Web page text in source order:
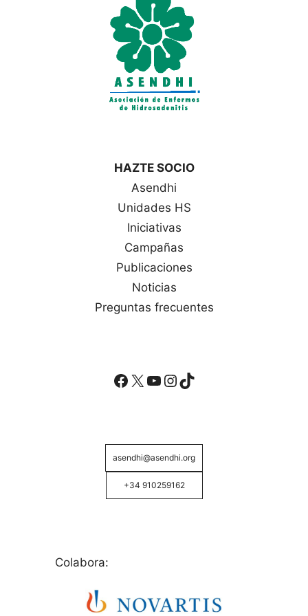
HAZTE SOCIO
Asendhi
Unidades HS
Iniciativas
Campañas
Publicaciones
Noticias
Preguntas frecuentes
Facebook
X YouTube
Instagram
TikTok
asendhi@asendhi.org
+34 910259162
Colabora: